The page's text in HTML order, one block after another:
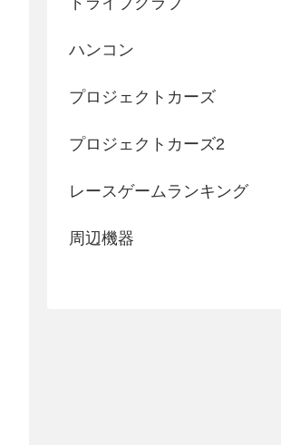
ハンコン
プロジェクトカーズ
プロジェクトカーズ2
レースゲームランキング
周辺機器